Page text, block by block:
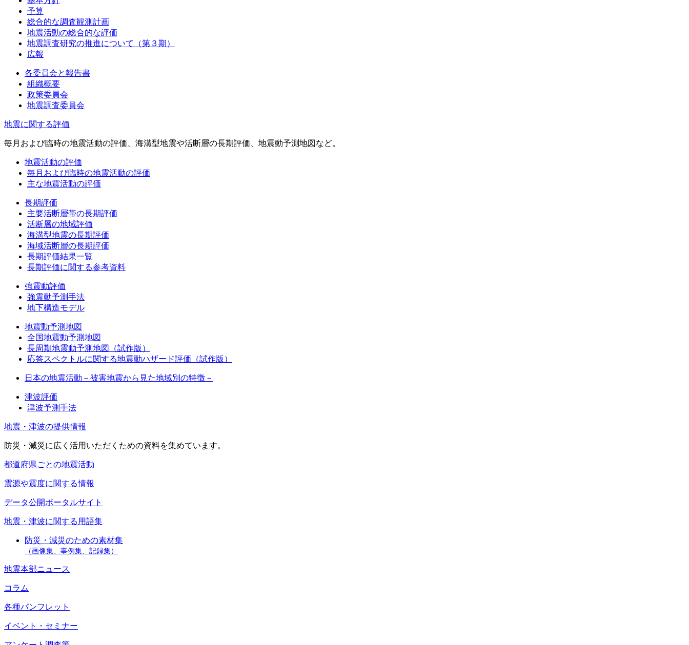
予算
総合的な調査観測計画
地震活動の総合的な評価
地震調査研究の推進について（第３期）
広報
各委員会と報告書
組織概要
政策委員会
地震調査委員会
地震に関する評価
毎月および臨時の地震活動の評価、海溝型地震や活断層の長期評価、地震動予測地図など。
地震活動の評価
毎月および臨時の地震活動の評価
主な地震活動の評価
長期評価
主要活断層帯の長期評価
活断層の地域評価
海溝型地震の長期評価
海域活断層の長期評価
長期評価結果一覧
長期評価に関する参考資料
強震動評価
強震動予測手法
地下構造モデル
地震動予測地図
全国地震動予測地図
長周期地震動予測地図（試作版）
応答スペクトルに関する地震動ハザード評価（試作版）
日本の地震活動－被害地震から見た地域別の特徴－
津波評価
津波予測手法
地震・津波の提供情報
防災・減災に広く活用いただくための資料を集めています。
都道府県ごとの地震活動
震源や震度に関する情報
データ公開ポータルサイト
地震・津波に関する用語集
防災・減災のための素材集
（画像集、事例集、記録集）
地震本部ニュース
コラム
各種パンフレット
イベント・セミナー